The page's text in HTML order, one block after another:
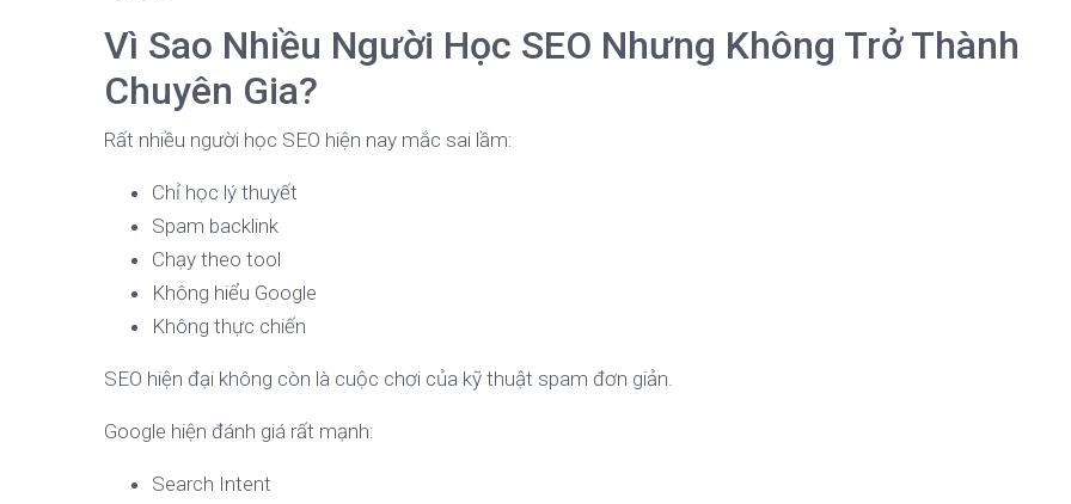
Vì Sao Nhiều Người Học SEO Nhưng Không Trở Thành
Chuyên Gia?
Rất nhiều người học SEO hiện nay mắc sai lầm:
Chỉ học lý thuyết
Spam backlink
Chạy theo tool
Không hiểu Google
Không thực chiến
SEO hiện đại không còn là cuộc chơi của kỹ thuật spam đơn giản.
Google hiện đánh giá rất mạnh:
Search Intent